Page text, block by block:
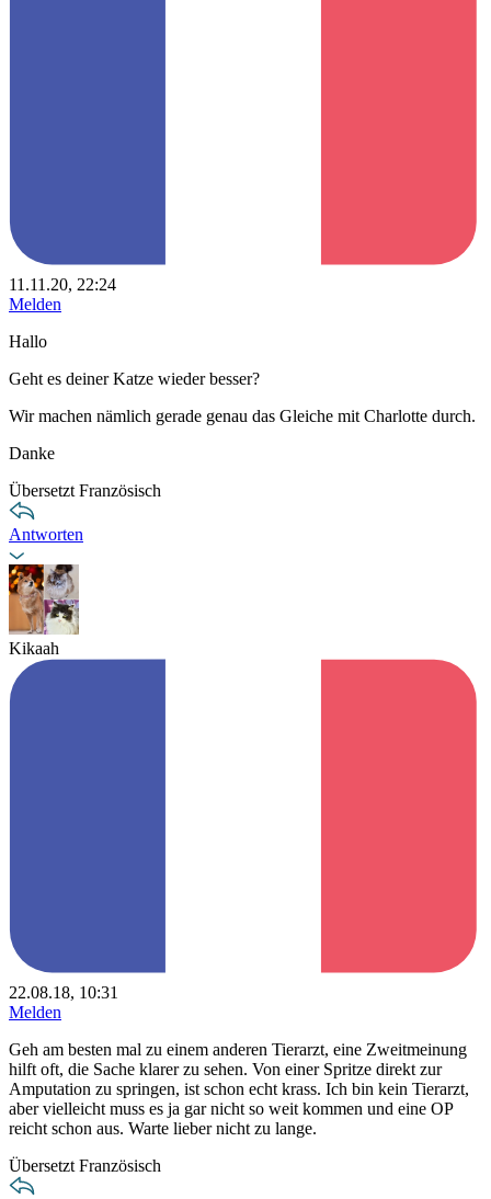
11.11.20, 22:24
Melden
Hallo
Geht es deiner Katze wieder besser?
Wir machen nämlich gerade genau das Gleiche mit Charlotte durch.
Danke
Übersetzt Französisch
Antworten
Kikaah
22.08.18, 10:31
Melden
Geh am besten mal zu einem anderen Tierarzt, eine Zweitmeinung
hilft oft, die Sache klarer zu sehen. Von einer Spritze direkt zur
Amputation zu springen, ist schon echt krass. Ich bin kein Tierarzt,
aber vielleicht muss es ja gar nicht so weit kommen und eine OP
reicht schon aus. Warte lieber nicht zu lange.
Übersetzt Französisch